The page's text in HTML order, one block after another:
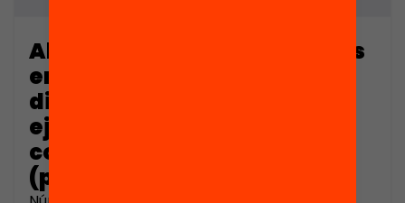
Algunos problemas jurídicos
en torno a la actividad de
dirección política de los
ejecutivos de las
comunidades autónomas
(part 1)